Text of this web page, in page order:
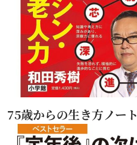
75歳からの生き方ノート